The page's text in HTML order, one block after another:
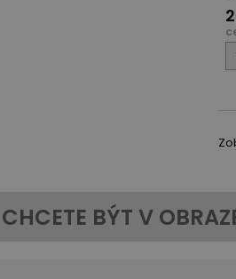
CHCETE BÝT V